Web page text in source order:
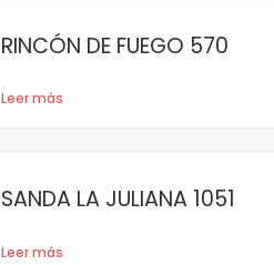
RINCÓN DE FUEGO 570
Leer más
SANDA LA JULIANA 1051
Leer más